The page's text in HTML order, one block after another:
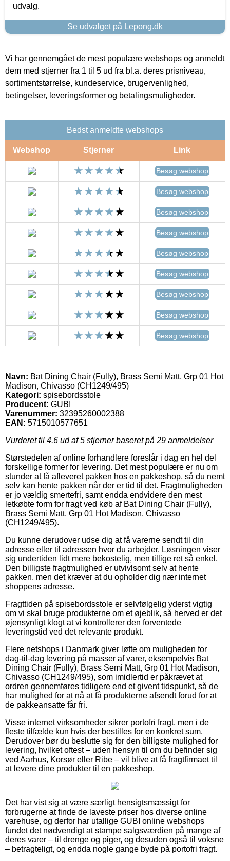
udvalg.
Se udvalget på Lepong.dk
Vi har gennemgået de mest populære webshops og anmeldt
dem med stjerner fra 1 til 5 ud fra bl.a. deres prisniveau,
sortimentstørrelse, kundeservice, brugervenlighed,
betingelser, leveringsformer og betalingsmuligheder.
Bedst anmeldte webshops
Webshop Stjerner Link
Besøg webshop
Besøg webshop
Besøg webshop
Besøg webshop
Besøg webshop
Besøg webshop
Besøg webshop
Besøg webshop
Besøg webshop
Navn: Bat Dining Chair (Fully), Brass Semi Matt, Grp 01 Hot
Madison, Chivasso (CH1249/495)
Kategori: spisebordsstole
Producent: GUBI
Varenummer: 32395260002388
EAN: 5715010577651
Vurderet til 4.6 ud af 5 stjerner baseret på 29 anmeldelser
Størstedelen af online forhandlere foreslår i dag en hel del
forskellige former for levering. Det mest populære er nu om
stunder at få afleveret pakken hos en pakkeshop, så du nemt
selv kan hente pakken når der er tid til det. Fragtmuligheden
er jo vældig smertefri, samt endda endvidere den mest
letkøbte form for fragt ved køb af Bat Dining Chair (Fully),
Brass Semi Matt, Grp 01 Hot Madison, Chivasso
(CH1249/495).
Du kunne derudover udse dig at få varerne sendt til din
adresse eller til adressen hvor du arbejder. Løsningen viser
sig undertiden lidt mere bekostelig, men tillige ret så enkel.
Den billigste fragtmulighed er utvivlsomt selv at hente
pakken, men det kræver at du opholder dig nær internet
shoppens adresse.
Fragttiden på spisebordsstole er selvfølgelig yderst vigtig
om vi skal bruge produkterne om et øjeblik, så herved er det
øjensynligt klogt at vi kontrollerer den forventede
leveringstid ved det relevante produkt.
Flere netshops i Danmark giver løfte om muligheden for
dag-til-dag levering på masser af varer, eksempelvis Bat
Dining Chair (Fully), Brass Semi Matt, Grp 01 Hot Madison,
Chivasso (CH1249/495), som imidlertid er påkrævet at
ordren gennemføres tidligere end et givent tidspunkt, så de
har mulighed for at nå at få produkterne afsendt forud for at
de pakkeansatte får fri.
Visse internet virksomheder sikrer portofri fragt, men i de
fleste tilfælde kun hvis der bestilles for en konkret sum.
Derudover bør du beslutte sig for den billigste mulighed for
levering, hvilket oftest – uden hensyn til om du befinder sig
ved Aarhus, Korsør eller Ribe – vil blive at få fragtfirmaet til
at levere dine produkter til en pakkeshop.
Det har vist sig at være særligt hensigtsmæssigt for
forbrugerne at finde de laveste priser hos diverse online
varehuse, og derfor har utallige GUBI online webshops
fundet det nødvendigt at stampe salgsværdien på mange af
deres varer – til drenge og piger, og desuden også til voksne
– betragteligt, og endda nogle gange byde på portofri fragt.